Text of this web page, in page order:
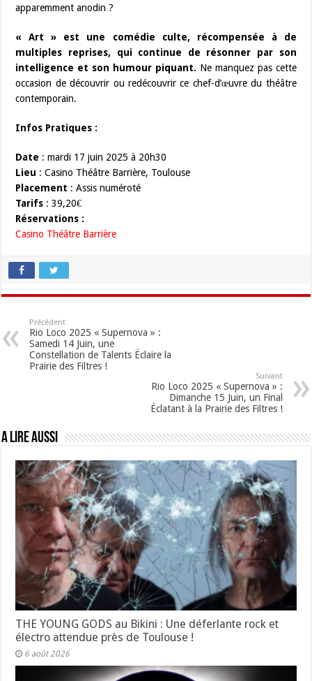
apparemment anodin ?
« Art » est une comédie culte, récompensée à de
multiples reprises, qui continue de résonner par son
intelligence et son humour piquant. Ne manquez pas cette
occasion de découvrir ou redécouvrir ce chef-d’œuvre du théâtre
contemporain.
Infos Pratiques :
Date : mardi 17 juin 2025 à 20h30
Lieu : Casino Théâtre Barrière, Toulouse
Placement : Assis numéroté
Tarifs : 39,20€
Réservations :
Casino Théâtre Barrière
Précédent
Rio Loco 2025 « Supernova » :
Samedi 14 Juin, une
Constellation de Talents Éclaire la
Prairie des Filtres !
Suivant
Rio Loco 2025 « Supernova » :
Dimanche 15 Juin, un Final
Éclatant à la Prairie des Filtres !
A lire aussi
THE YOUNG GODS au Bikini : Une déferlante rock et
électro attendue près de Toulouse !
6 août 2026